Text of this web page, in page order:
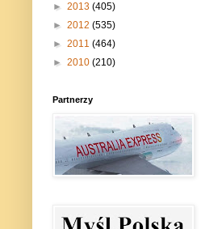
► 2013 (405)
► 2012 (535)
► 2011 (464)
► 2010 (210)
Partnerzy